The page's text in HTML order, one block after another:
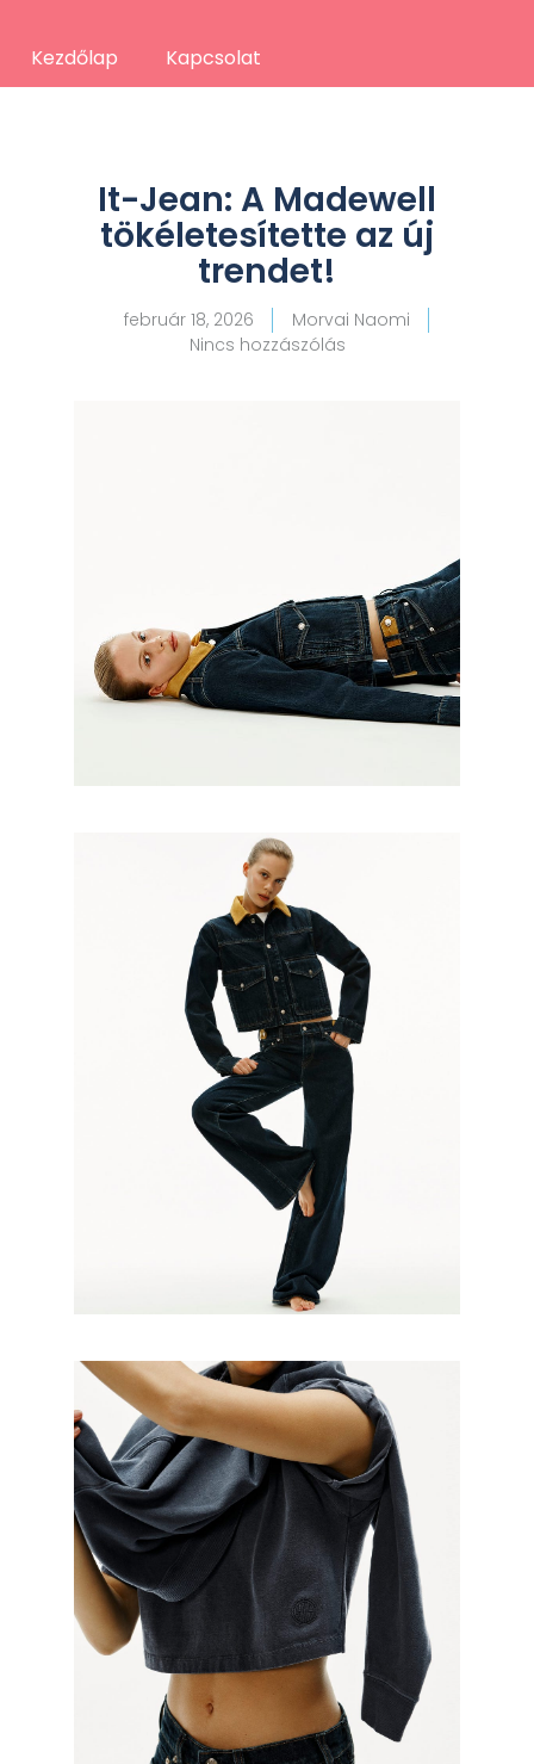
Kezdőlap Kapcsolat
It-Jean: A Madewell
tökéletesítette az új
trendet!
február 18, 2026
Morvai Naomi
Nincs hozzászólás